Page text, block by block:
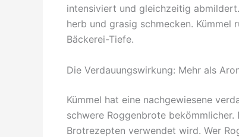
intensiviert und gleichzeitig
herb und grasig schmecken.
Bäckerei-Tiefe.
Die Verdauungswirkung: Mehr als
Kümmel hat eine nachgewiesene
schwere Roggenbrote
Brotrezepten verwendet wird. Wer